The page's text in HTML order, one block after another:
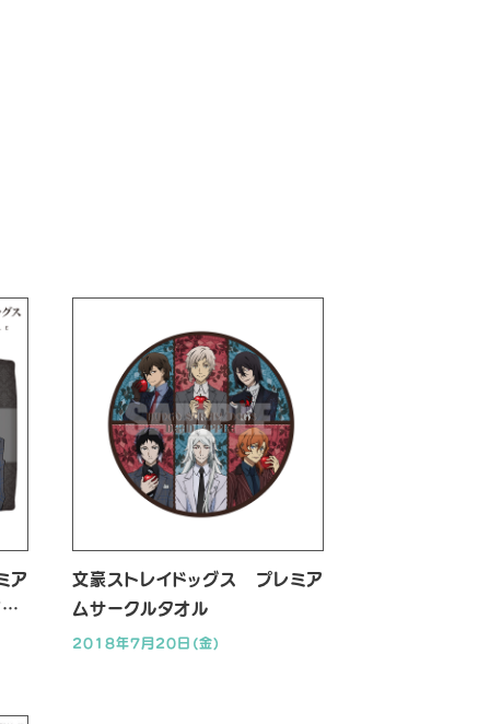
ア
文豪ストレイドッグス プレミア
ムサークルタオル
2018年7月20日(金)